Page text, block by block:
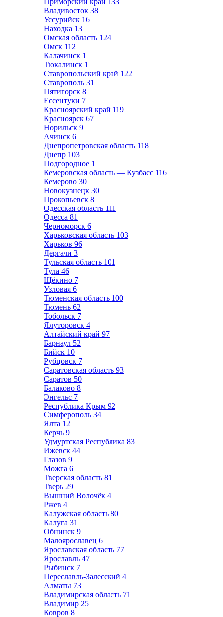
Приморский край 133
Владивосток 38
Уссурийск 16
Находка 13
Омская область 124
Омск 112
Калачинск 1
Тюкалинск 1
Ставропольский край 122
Ставрополь 31
Пятигорск 8
Ессентуки 7
Красноярский край 119
Красноярск 67
Норильск 9
Ачинск 6
Днепропетровская область 118
Днепр 103
Подгородное 1
Кемеровская область — Кузбасс 116
Кемерово 30
Новокузнецк 30
Прокопьевск 8
Одесская область 111
Одесса 81
Черноморск 6
Харьковская область 103
Харьков 96
Дергачи 3
Тульская область 101
Тула 46
Щёкино 7
Узловая 6
Тюменская область 100
Тюмень 62
Тобольск 7
Ялуторовск 4
Алтайский край 97
Барнаул 52
Бийск 10
Рубцовск 7
Саратовская область 93
Саратов 50
Балаково 8
Энгельс 7
Республика Крым 92
Симферополь 34
Ялта 12
Керчь 9
Удмуртская Республика 83
Ижевск 44
Глазов 9
Можга 6
Тверская область 81
Тверь 29
Вышний Волочёк 4
Ржев 4
Калужская область 80
Калуга 31
Обнинск 9
Малоярославец 6
Ярославская область 77
Ярославль 47
Рыбинск 7
Переславль-Залесский 4
Алматы 73
Владимирская область 71
Владимир 25
Ковров 8